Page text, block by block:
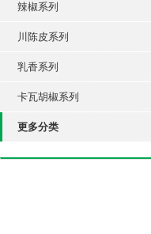
辣椒系列
川陈皮系列
乳香系列
卡瓦胡椒系列
更多分类